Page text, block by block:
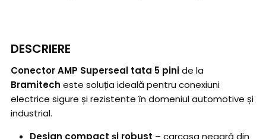
DESCRIERE
Conector AMP Superseal tata 5 pinide la
Bramitech este soluția ideală pentru conexiuni
electrice sigure și rezistente în domeniul automotive și
industrial.
Design compact și robust – carcasa neagră din